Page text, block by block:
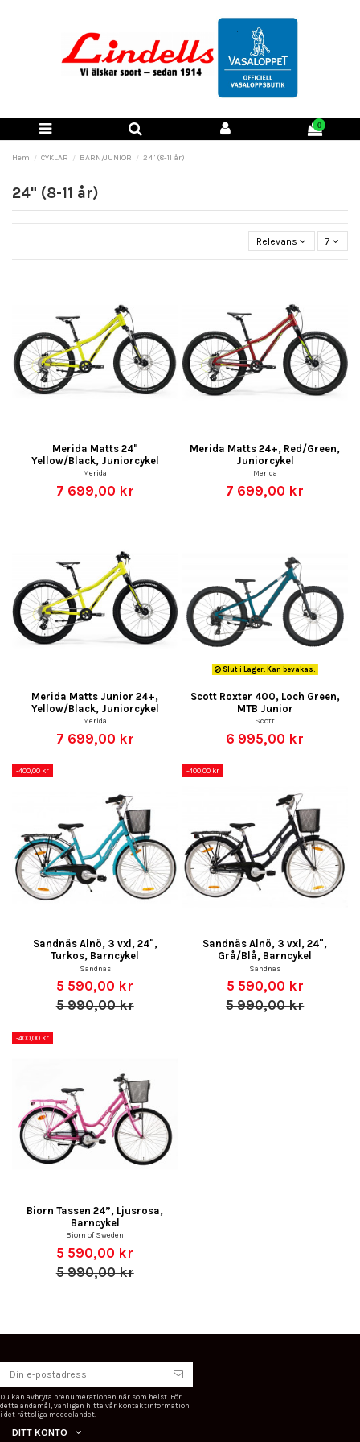
0
Hem CYKLAR BARN/JUNIOR 24" (8-11 år)
24" (8-11 år)
Relevans 7
Merida Matts 24"
Yellow/Black, Juniorcykel
Merida
7 699,00 kr
Merida Matts 24+, Red/Green,
Juniorcykel
Merida
7 699,00 kr
Merida Matts Junior 24+,
Yellow/Black, Juniorcykel
Merida
7 699,00 kr
Slut i Lager. Kan bevakas.
Scott Roxter 400, Loch Green,
MTB Junior
Scott
6 995,00 kr
-400,00 kr
Sandnäs Alnö, 3 vxl, 24",
Turkos, Barncykel
Sandnäs
5 590,00 kr
5 990,00 kr
-400,00 kr
Sandnäs Alnö, 3 vxl, 24",
Grå/Blå, Barncykel
Sandnäs
5 590,00 kr
5 990,00 kr
-400,00 kr
Biorn Tassen 24”, Ljusrosa,
Barncykel
Biorn of Sweden
5 590,00 kr
5 990,00 kr
Du kan avbryta prenumerationen när som helst. För
detta ändamål, vänligen hitta vår kontaktinformation
i det rättsliga meddelandet.
DITT KONTO